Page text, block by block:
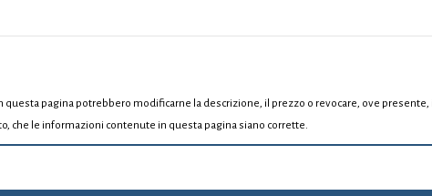
pagina potrebbero modificarne la descrizione, il prezzo o revocare, ove
che le informazioni contenute in questa pagina siano corrette.